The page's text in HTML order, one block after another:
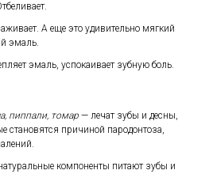
А еще это удивительно мягкий
эмаль.
эмаль, успокаивает зубную боль.
пиппали, томар — лечат зубы и десны,
становятся причиной пародонтоза,
компоненты питают зубы и